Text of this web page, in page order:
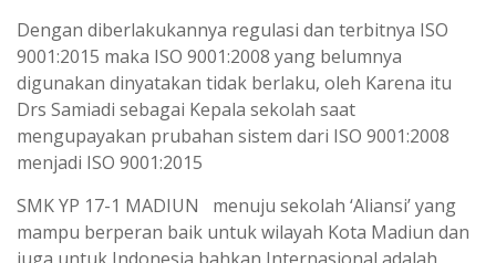
Dengan diberlakukannya regulasi dan terbitnya ISO
9001:2015 maka ISO 9001:2008 yang belumnya
digunakan dinyatakan tidak berlaku, oleh Karena itu
Drs Samiadi sebagai Kepala sekolah saat
mengupayakan prubahan sistem dari ISO 9001:2008
menjadi ISO 9001:2015
SMK YP 17-1 MADIUN menuju sekolah ‘Aliansi’ yang
mampu berperan baik untuk wilayah Kota Madiun dan